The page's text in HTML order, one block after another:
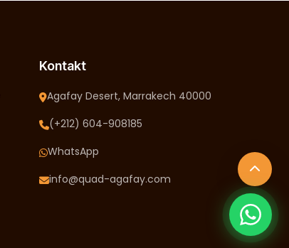
Kontakt
Agafay Desert, Marrakech 40000
(+212) 604-908185
WhatsApp
info@quad-agafay.com